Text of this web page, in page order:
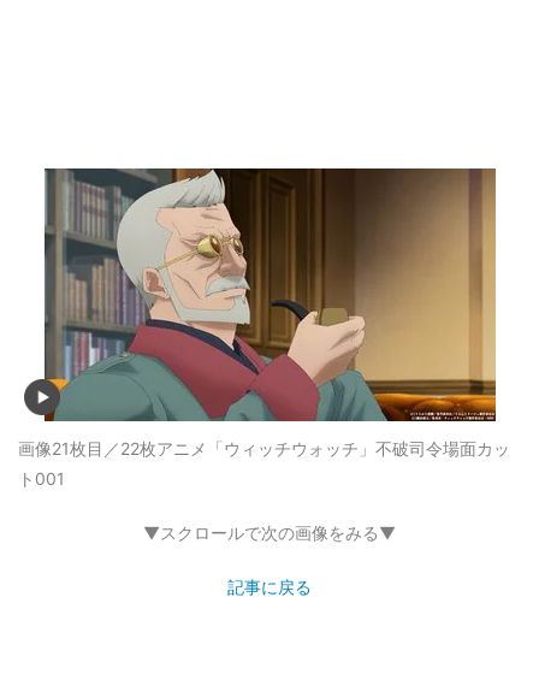
画像21枚目／22枚アニメ「ウィッチウォッチ」不破司令場面カッ
ト001
▼スクロールで次の画像をみる▼
記事に戻る